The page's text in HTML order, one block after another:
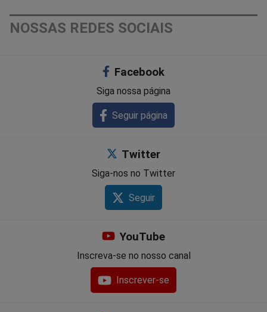
NOSSAS REDES SOCIAIS
Facebook
Siga nossa página
Seguir página
Twitter
Siga-nos no Twitter
Seguir
YouTube
Inscreva-se no nosso canal
Inscrever-se